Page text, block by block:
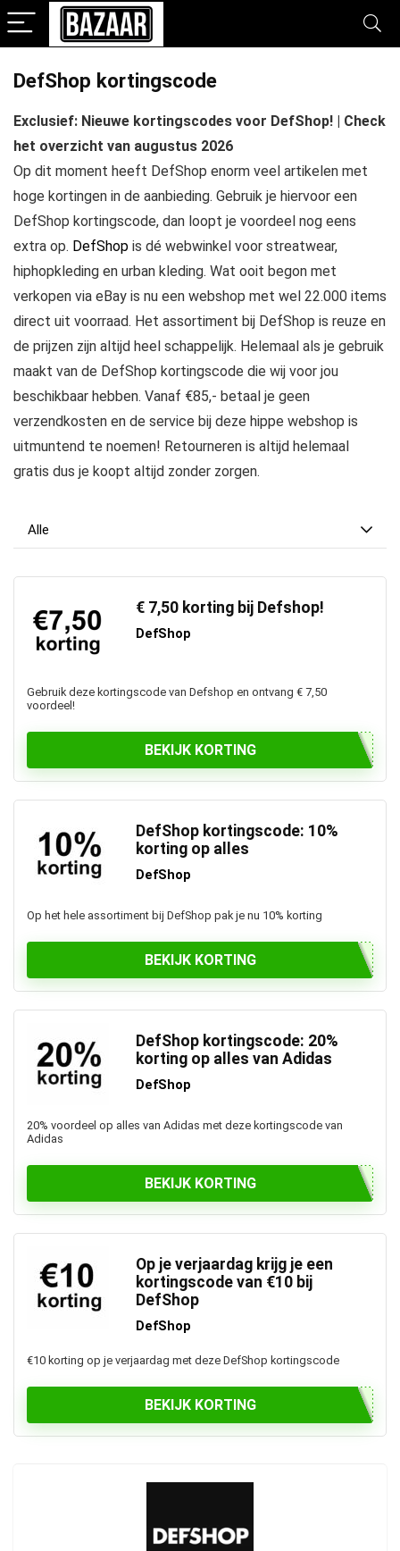
DefShop kortingscode
Exclusief: Nieuwe kortingscodes voor DefShop! | Check
het overzicht van augustus 2026
Op dit moment heeft DefShop enorm veel artikelen met
hoge kortingen in de aanbieding. Gebruik je hiervoor een
DefShop kortingscode, dan loopt je voordeel nog eens
extra op. DefShop is dé webwinkel voor streatwear,
hiphopkleding en urban kleding. Wat ooit begon met
verkopen via eBay is nu een webshop met wel 22.000 items
direct uit voorraad. Het assortiment bij DefShop is reuze en
de prijzen zijn altijd heel schappelijk. Helemaal als je gebruik
maakt van de DefShop kortingscode die wij voor jou
beschikbaar hebben. Vanaf €85,- betaal je geen
verzendkosten en de service bij deze hippe webshop is
uitmuntend te noemen! Retourneren is altijd helemaal
gratis dus je koopt altijd zonder zorgen.
Alle
€ 7,50 korting bij Defshop!
DefShop
Gebruik deze kortingscode van Defshop en ontvang € 7,50
voordeel!
BEKIJK KORTING
DefShop kortingscode: 10%
korting op alles
DefShop
Op het hele assortiment bij DefShop pak je nu 10% korting
BEKIJK KORTING
DefShop kortingscode: 20%
korting op alles van Adidas
DefShop
20% voordeel op alles van Adidas met deze kortingscode van
Adidas
BEKIJK KORTING
Op je verjaardag krijg je een
kortingscode van €10 bij
DefShop
DefShop
€10 korting op je verjaardag met deze DefShop kortingscode
BEKIJK KORTING